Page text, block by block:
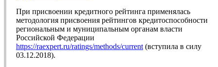
При присвоении кредитного рейтинга применялась
методология присвоения рейтингов кредитоспособности
региональным и муниципальным органам власти
Российской Федерации
https://raexpert.ru/ratings/methods/current (вступила в силу
03.12.2018).